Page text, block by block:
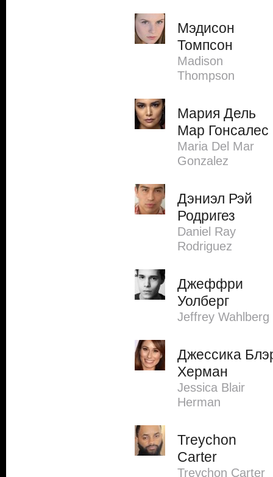
Мэдисон
Томпсон
Madison
Thompson
Мария Дель
Мар Гонсалес
Maria Del Mar
Gonzalez
Дэниэл Рэй
Родригез
Daniel Ray
Rodriguez
Джеффри
Уолберг
Jeffrey Wahlberg
Джессика
Херман
Jessica Blair
Herman
Treychon
Carter
Treychon Carter